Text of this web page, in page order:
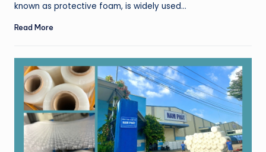
known as protective foam, is widely used…
Read More